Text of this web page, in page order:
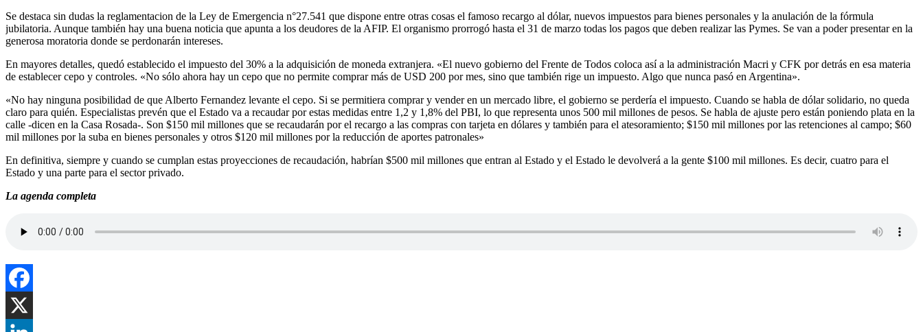
Se destaca sin dudas la reglamentacion de la Ley de Emergencia n°27.541 que dispone entre otras cosas el famoso recargo al dólar, nuevos impuestos para bienes personales y la anulación de la fórmula
jubilatoria. Aunque también hay una buena noticia que apunta a los deudores de la AFIP. El organismo prorrogó hasta el 31 de marzo todas los pagos que deben realizar las Pymes. Se van a poder presentar en la
generosa moratoria donde se perdonarán intereses.
En mayores detalles, quedó establecido el impuesto del 30% a la adquisición de moneda extranjera. «El nuevo gobierno del Frente de Todos coloca así a la administración Macri y CFK por detrás en esa materia
de establecer cepo y controles. «No sólo ahora hay un cepo que no permite comprar más de USD 200 por mes, sino que también rige un impuesto. Algo que nunca pasó en Argentina».
«No hay ninguna posibilidad de que Alberto Fernandez levante el cepo. Si se permitiera comprar y vender en un mercado libre, el gobierno se perdería el impuesto. Cuando se habla de dólar solidario, no queda
claro para quién. Especialistas prevén que el Estado va a recaudar por estas medidas entre 1,2 y 1,8% del PBI, lo que representa unos 500 mil millones de pesos. Se habla de ajuste pero están poniendo plata en la
calle -dicen en la Casa Rosada-. Son $150 mil millones que se recaudarán por el recargo a las compras con tarjeta en dólares y también para el atesoramiento; $150 mil millones por las retenciones al campo; $60
mil millones por la suba en bienes personales y otros $120 mil millones por la reducción de aportes patronales»
En definitiva, siempre y cuando se cumplan estas proyecciones de recaudación, habrían $500 mil millones que entran al Estado y el Estado le devolverá a la gente $100 mil millones. Es decir, cuatro para el
Estado y una parte para el sector privado.
La agenda completa